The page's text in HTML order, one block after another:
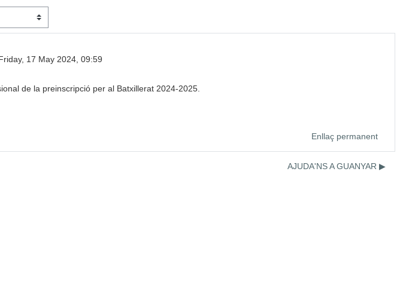
17 May 2024, 09:59
de la preinscripció per al Batxillerat 2024-2025.
Enllaç permanent
AJUDA'NS A GUANYAR ▶︎